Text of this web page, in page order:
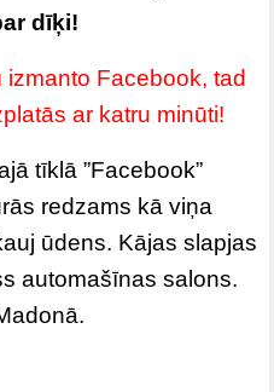
dīķi!
izmanto Facebook, tad
ar katru minūti!
tīklā ”Facebook”
redzams kā viņa
ūdens. Kājas slapjas
automašīnas salons.